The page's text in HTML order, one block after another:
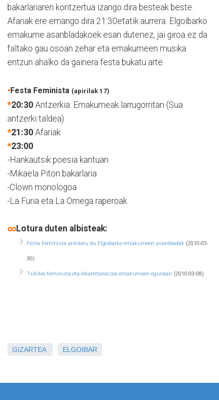
bakarlariaren kontzertua izango dira besteak beste.
Afariak ere emango dira 21:30etatik aurrera. Elgoibarko
emakume asanbladakoek esan dutenez, jai giroa ez da
faltako gau osoan zehar eta emakumeen musika
entzun ahalko da gainera festa bukatu arte.
•Festa Feminista (apirilak 17)
*20:30 Antzerkia: Emakumeak larrugorritan (Sua
antzerki taldea)
*21:30 Afariak
*23:00
-Hankautsik poesia kantuan
-Mikaela Piton bakarlaria
-Clown monologoa
-La Furia eta La Omega raperoak
∞Lotura duten albisteak:
Festa Feminista antolatu du Elgoibarko emakumeen asanbladak (2010-03-
30)
Txikiteo feminista eta elkarretaratzea emakumeen egunean (2010-03-08)
GIZARTEA ELGOIBAR